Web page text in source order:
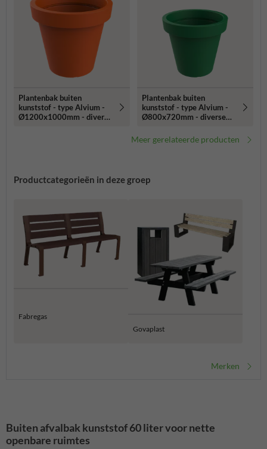
Plantenbak buiten
kunststof - type Alvium -
Ø1200x1000mm - diverse
Plantenbak buiten
kunststof - type Alvium -
Ø800x720mm - diverse
Meer gerelateerde producten
Productcategorieën in deze groep
Fabregas
Govaplast
Merken
Buiten afvalbak kunststof 60 liter voor nette
openbare ruimtes